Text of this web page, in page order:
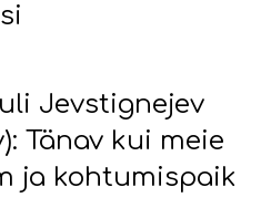
Jevstignejev
Tänav kui meie
ja kohtumispaik